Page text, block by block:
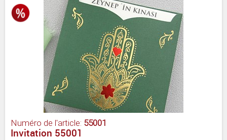
Numéro de l'article: 55001
Invitation 55001